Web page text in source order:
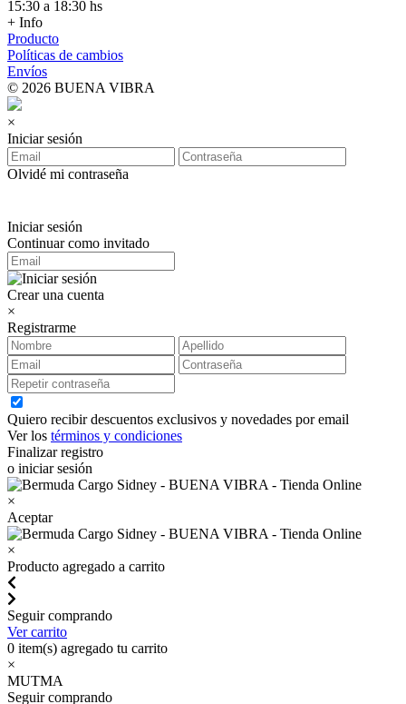
15:30 a 18:30 hs
+ Info
Producto
Políticas de cambios
Envíos
© 2026 BUENA VIBRA
×
Iniciar sesión
Olvidé mi contraseña
Iniciar sesión
Continuar como invitado
Crear una cuenta
×
Registrarme
Quiero recibir descuentos exclusivos y novedades por email
Ver los términos y condiciones
Finalizar registro
o iniciar sesión
×
Aceptar
×
Producto agregado a carrito
Seguir comprando
Ver carrito
0 item(s) agregado tu carrito
×
MUTMA
Seguir comprando